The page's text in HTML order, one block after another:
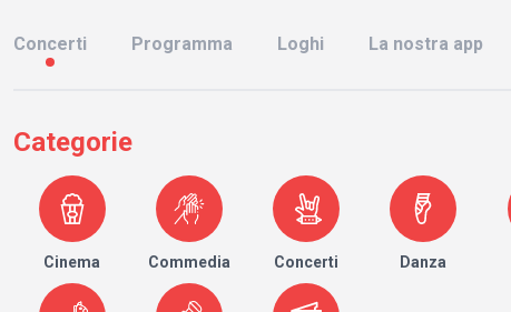
Concerti Programma Loghi La nostra app
Categorie
Cinema Commedia Concerti Danza